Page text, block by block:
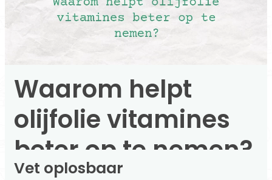
Waarom helpt
olijfolie vitamines
beter op te nemen?
Vet oplosbaar